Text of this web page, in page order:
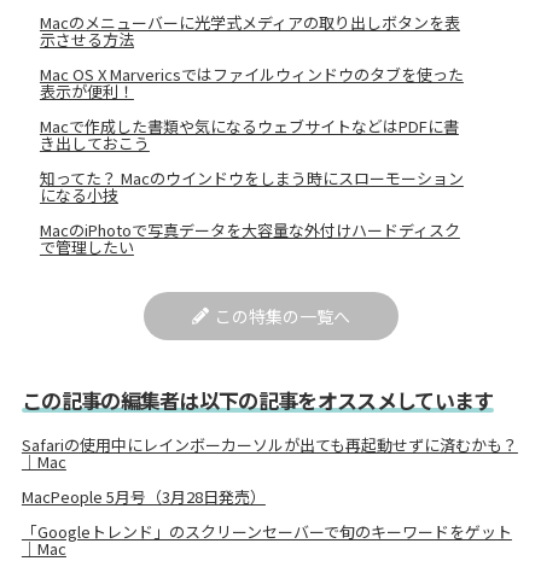
Macのメニューバーに光学式メディアの取り出しボタンを表
示させる方法
Mac OS X Marvericsではファイルウィンドウのタブを使った
表示が便利！
Macで作成した書類や気になるウェブサイトなどはPDFに書
き出しておこう
知ってた？ Macのウインドウをしまう時にスローモーション
になる小技
MacのiPhotoで写真データを大容量な外付けハードディスク
で管理したい
この特集の一覧へ
この記事の編集者は以下の記事をオススメしています
Safariの使用中にレインボーカーソルが出ても再起動せずに済むかも？
｜Mac
MacPeople 5月号（3月28日発売）
「Googleトレンド」のスクリーンセーバーで旬のキーワードをゲット
｜Mac